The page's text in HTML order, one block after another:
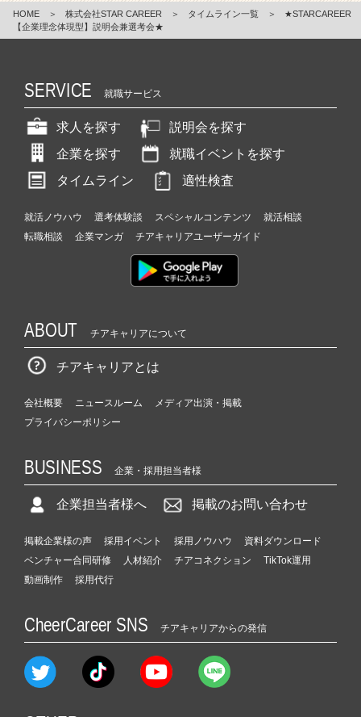
HOME ＞ 株式会社STAR CAREER ＞ タイムライン一覧 ＞
★STARCAREER
【企業理念体現型】説明会兼選考会★
SERVICE 就職サービス
求人を探す
説明会を探す
企業を探す
就職イベントを探す
タイムライン
適性検査
就活ノウハウ 選考体験談 スペシャルコンテンツ
就活相談
転職相談
企業マンガ チアキャリアユーザーガイド
ABOUT チアキャリアについて
チアキャリアとは
会社概要 ニュースルーム
メディア出演・掲載
プライバシーポリシー
BUSINESS 企業・採用担当者様
企業担当者様へ 掲載のお問い合わせ
掲載企業様の声 採用イベント 採用ノウハウ
資料ダウンロード
ベンチャー合同研修
人材紹介 チアコネクション
TikTok運用
動画制作
採用代行
CheerCareer SNS チアキャリアからの発信